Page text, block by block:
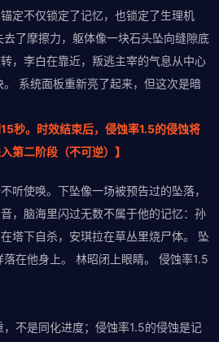
定不仅锁定了记忆，也锁定了生理机
了摩擦力，躯体像一块石头坠向缝隙底
，李白在靠近，叛逃主宰的气息从中心
系统面板重新亮了起来，但这次是暗
秒。时效结束后，侵蚀率1.5的侵蚀将
第二阶段（不可逆）】
听使唤。下坠像一场被预告过的坠落，
，脑海里闪过无数不属于他的记忆：孙
塔下自杀，安琪拉在草丛里烧尸体。 坠
在他身上。 林昭闭上眼睛。 侵蚀率1.5
不是同化进度；侵蚀率1.5的侵蚀是记